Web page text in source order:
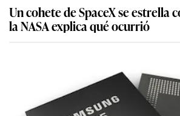
Un cohete de SpaceX se estrella
la NASA explica qué ocurrió